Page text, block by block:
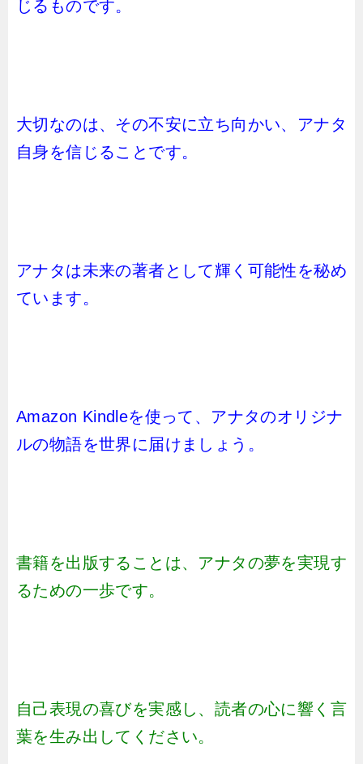
じるものです。
大切なのは、その不安に立ち向かい、アナタ
自身を信じることです。
アナタは未来の著者として輝く可能性を秘め
ています。
Amazon Kindleを使って、アナタのオリジナ
ルの物語を世界に届けましょう。
書籍を出版することは、アナタの夢を実現す
るための一歩です。
自己表現の喜びを実感し、読者の心に響く言
葉を生み出してください。